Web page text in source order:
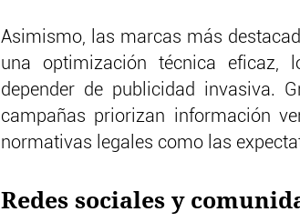
Asimismo, las marcas más
una optimización técnica eficaz,
depender de publicidad invasiva.
campañas priorizan información
normativas legales como las
Redes sociales y